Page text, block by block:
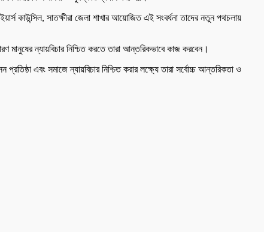
কাউন্সিল, সাতক্ষীরা জেলা শাখার আয়োজিত এই সংবর্ধনা তাদের নতুন পথচলায়
মানুষের ন্যায়বিচার নিশ্চিত করতে তারা আন্তরিকভাবে কাজ করবেন।
এবং সমাজে ন্যায়বিচার নিশ্চিত করার লক্ষ্যে তারা সর্বোচ্চ আন্তরিকতা ও